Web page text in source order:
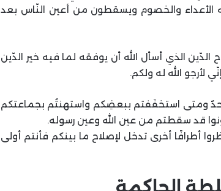
الأعداء والخصوم ويسقطون من أعين النّاس بعد
الذي أسأل الله أن يوفقه لما فيه خير الدّين
لأرجو الله له ولكم.
ومتى استخفَفتم ببعضِكم واستهنتُم بجماعتكم
قد سقطتم من عين الله وعين رسوله.
أطرافًا أخرى تدخل لإصلاح ما بينكم فأنتم أولى